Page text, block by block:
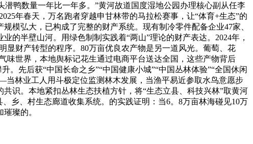
鸭数量一年比一年多。”黄河故道国度湿地公园办理核心副从任李
年春天，万名跑者穿越申甘林带的马拉松赛事，让“体育+生态”的
弘大，已构成了完整的财产系统。现有制冷零件配备企业47家、
的半壁山河。用绿色制制实践着“两山”理论的财产表达。2024年，
显财产转型的程序。80万亩优良农产物是另一道风光。葡萄、花
味世界，本地舆标记花生通过电商平台送达全国，这些产物背后
先后获“中国长命之乡”“中国健康小城”“中国丛林体验”“全国休闲
林业工人用斗极定位监测林木发展，当渔平易近参取水鸟意愿步
识。本地紧扣丛林生态扶植方针，将“生态立县、科技兴林”取黄河
乡、村生态廊道收集系统。的实践证明：当6。8万亩林海碰见10万
璨的。